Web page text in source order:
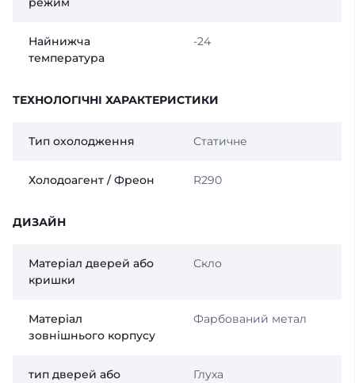
Найнижча
температура
-24
ТЕХНОЛОГІЧНІ ХАРАКТЕРИСТИКИ
Тип охолодження Статичне
Холодоагент / Фреон R290
ДИЗАЙН
Матеріал дверей або
кришки
Скло
Матеріал
зовнішнього корпусу
Фарбований метал
тип дверей або
Глуха